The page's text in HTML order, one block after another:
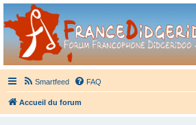
France Didgeridoo
Didgeridoo et Guimbarde sur France Didgeridoo -
Smartfeed FAQ
Accueil du forum